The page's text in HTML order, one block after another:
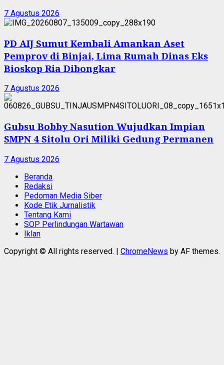
7 Agustus 2026
PD AIJ Sumut Kembali Amankan Aset
Pemprov di Binjai, Lima Rumah Dinas Eks
Bioskop Ria Dibongkar
7 Agustus 2026
Gubsu Bobby Nasution Wujudkan Impian
SMPN 4 Sitolu Ori Miliki Gedung Permanen
7 Agustus 2026
Beranda
Redaksi
Pedoman Media Siber
Kode Etik Jurnalistik
Tentang Kami
SOP Perlindungan Wartawan
Iklan
Copyright © All rights reserved. | ChromeNews by AF themes.